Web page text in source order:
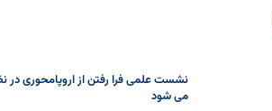
نشست علمی فرا رفتن از اروپامحوری در
می شود